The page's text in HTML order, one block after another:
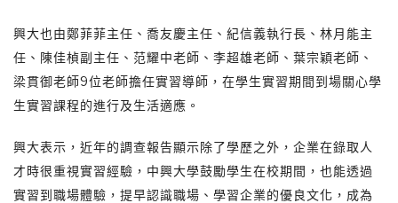
興大也由鄭菲菲主任、喬友慶主任、紀信義執行長、林月能主
任、陳佳楨副主任、范耀中老師、李超雄老師、葉宗穎老師、
梁貫御老師9位老師擔任實習導師，在學生實習期間到場關心學
生實習課程的進行及生活適應。
興大表示，近年的調查報告顯示除了學歷之外，企業在錄取人
才時很重視實習經驗，中興大學鼓勵學生在校期間，也能透過
實習到職場體驗，提早認識職場、學習企業的優良文化，成為